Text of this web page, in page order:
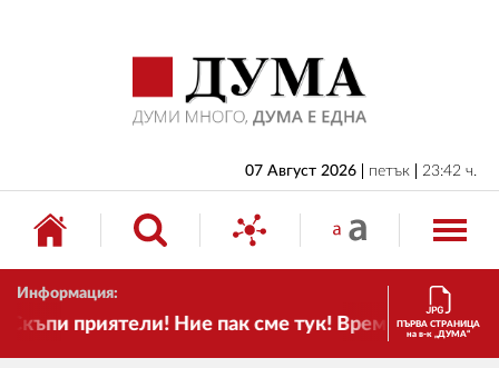
07 Август 2026 петък 23:42 ч.
Информация:
приятели! Ние пак сме тук! Времето сеПЪРВА СТРАНИЦА
на в-к „ДУМА“
БЪЛГАРИЯ
ИКОНОМИКА
ИЗБОРИ
СВЯТ